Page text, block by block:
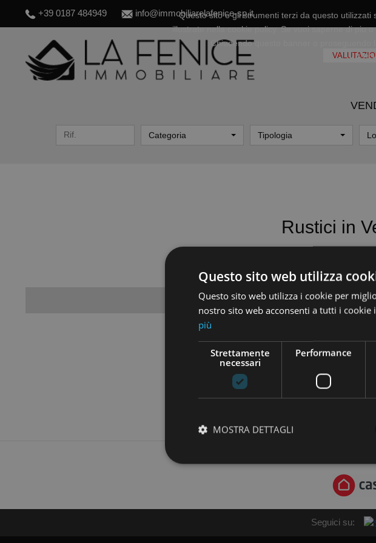
+39 0187 484949 info@immobiliarelafenice-sp.it
Categoria Tipologia
Rustici in
Appartamenti
Seguici su:
Questo sito web utilizza
Questo sito web utilizza i cookie per
nostro sito web acconsenti a tutti i
più
Strettamente
necessari
Performance
MOSTRA DETTAGLI
Questo sito o gli strumenti terzi da questo
illustrate nella cookie policy. Se vuoi saperne di piu
Chiudendo questo banner o proseguendo
LA